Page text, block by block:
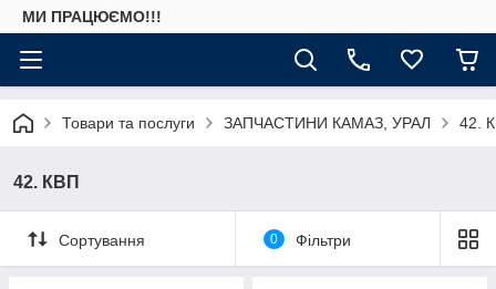
МИ ПРАЦЮЄМО!!!
Товари та послуги ЗАПЧАСТИНИ КАМАЗ, УРАЛ 42.
42. КВП
Сортування 0 Фільтри